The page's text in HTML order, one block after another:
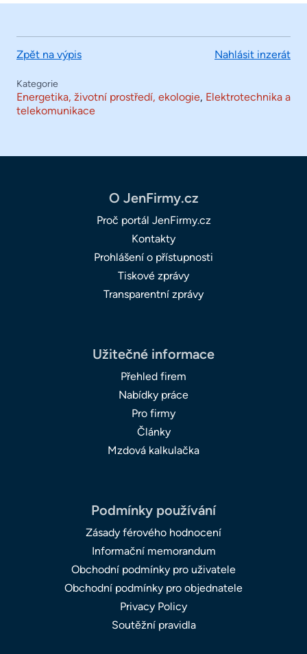
Zpět na výpis Nahlásit inzerát
Kategorie
Energetika, životní prostředí, ekologie, Elektrotechnika a
telekomunikace
O JenFirmy.cz
Proč portál JenFirmy.cz
Kontakty
Prohlášení o přístupnosti
Tiskové zprávy
Transparentní zprávy
Užitečné informace
Přehled firem
Nabídky práce
Pro firmy
Články
Mzdová kalkulačka
Podmínky používání
Zásady férového hodnocení
Informační memorandum
Obchodní podmínky pro uživatele
Obchodní podmínky pro objednatele
Privacy Policy
Soutěžní pravidla